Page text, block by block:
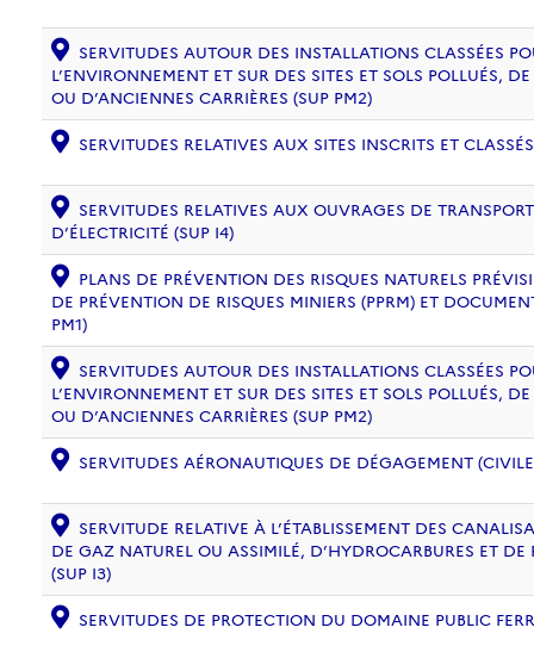
SERVITUDES AUTOUR DES INSTALLATIONS CLASSÉES
L’ENVIRONNEMENT ET SUR DES SITES ET SOLS POLLUÉS,
OU D’ANCIENNES CARRIÈRES (SUP PM2)
SERVITUDES RELATIVES AUX SITES INSCRITS ET
SERVITUDES RELATIVES AUX OUVRAGES DE
D’ÉLECTRICITÉ (SUP I4)
PLANS DE PRÉVENTION DES RISQUES NATURELS
DE PRÉVENTION DE RISQUES MINIERS (PPRM) ET
PM1)
SERVITUDES AUTOUR DES INSTALLATIONS CLASSÉES
L’ENVIRONNEMENT ET SUR DES SITES ET SOLS POLLUÉS,
OU D’ANCIENNES CARRIÈRES (SUP PM2)
SERVITUDES AÉRONAUTIQUES DE DÉGAGEMENT
SERVITUDE RELATIVE À L’ÉTABLISSEMENT DES
DE GAZ NATUREL OU ASSIMILÉ, D’HYDROCARBURES ET
(SUP I3)
SERVITUDES DE PROTECTION DU DOMAINE PUBLIC